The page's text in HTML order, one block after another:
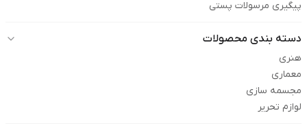
پیگیری مرسولات پستی
دسته بندی محصولات
هنری
معماری
مجسمه سازی
لوازم تحریر